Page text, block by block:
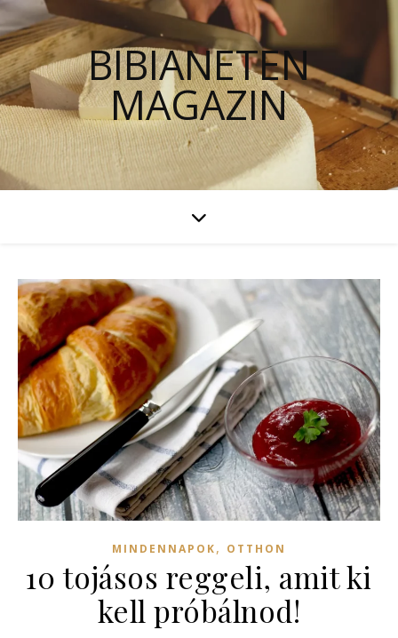
BIBIANETEN
MAGAZIN
MINDENNAPOK, OTTHON
10 tojásos reggeli, amit ki
kell próbálnod!